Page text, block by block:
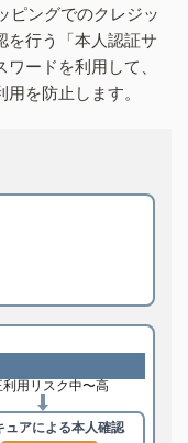
ピングでのクレジッ
を行う「本人認証サ
ードを利用して、
を防止します。
利用リスク中〜高
ュアによる本人確認